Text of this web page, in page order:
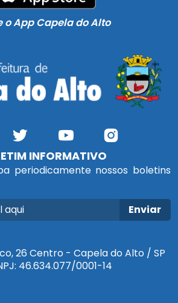
o App Capela do Alto
INFORMATIVO
periodicamente nossos boletins
Enviar
26 Centro - Capela do Alto / SP
46.634.077/0001-14